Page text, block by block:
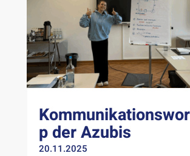
p der Azubis
20.11.2025